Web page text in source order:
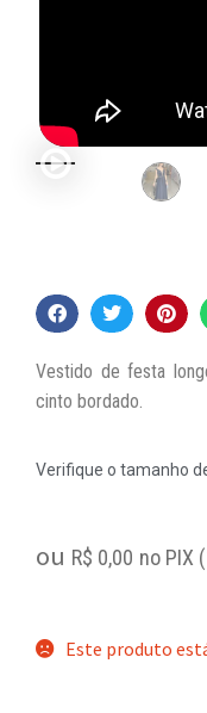
Vestido de festa
cinto bordado.
Verifique o tamanho
ou R$ 0,00 no PIX
Este produto